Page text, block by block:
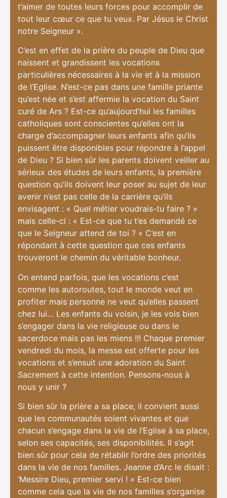
t’aimer de toutes leurs forces pour accomplir de
tout leur cœur ce que tu veux. Par Jésus le Christ
notre Seigneur ».
C’est en effet de la prière du peuple de Dieu que
naissent et grandissent les vocations
particulières nécessaires à la vie et à la mission
de l’Eglise. N’est-ce pas dans une famille priante
qu’est née et s’est affermie la vocation du Saint
curé de Ars ? Est-ce qu’aujourd’hui les familles
catholiques sont conscientes qu’elles ont la
charge d’accompagner leurs enfants afin qu’ils
puissent être disponibles pour répondre à l’appel
de Dieu ? Si bien sûr les parents doivent veiller au
sérieux des études de leurs enfants, la première
question qu’ils doivent leur poser au sujet de leur
avenir n’est pas celle de la carrière qu’ils
envisagent : « Quel métier voudrais-tu faire ? »
mais celle-ci : « Est-ce que tu t’es demandé ce
que le Seigneur attend de toi ? » C’est en
répondant à cette question que ces enfants
trouveront le chemin du véritable bonheur.
On entend parfois, que les vocations c’est
comme les autoroutes, tout le monde veut en
profiter mais personne ne veut qu’elles passent
chez lui… Les enfants du voisin, je les vois bien
s’engager dans la vie religieuse ou dans le
sacerdoce mais pas les miens !!! Chaque premier
vendredi du mois, la messe est offerte pour les
vocations et s’ensuit une adoration du Saint
Sacrement à cette intention. Pensons-nous à
nous y unir ?
Si bien sûr la prière a sa place, il convient aussi
que les communautés soient vivantes et que
chacun s’engage dans la vie de l’Eglise à sa place,
selon ses capacités, ses disponibilités. Il s’agit
bien sûr pour cela de rétablir l’ordre des priorités
dans la vie de nos familles. Jeanne d’Arc le disait :
‘Messire Dieu, premier servi ! » Est-ce bien
comme cela que la vie de nos familles s’organise